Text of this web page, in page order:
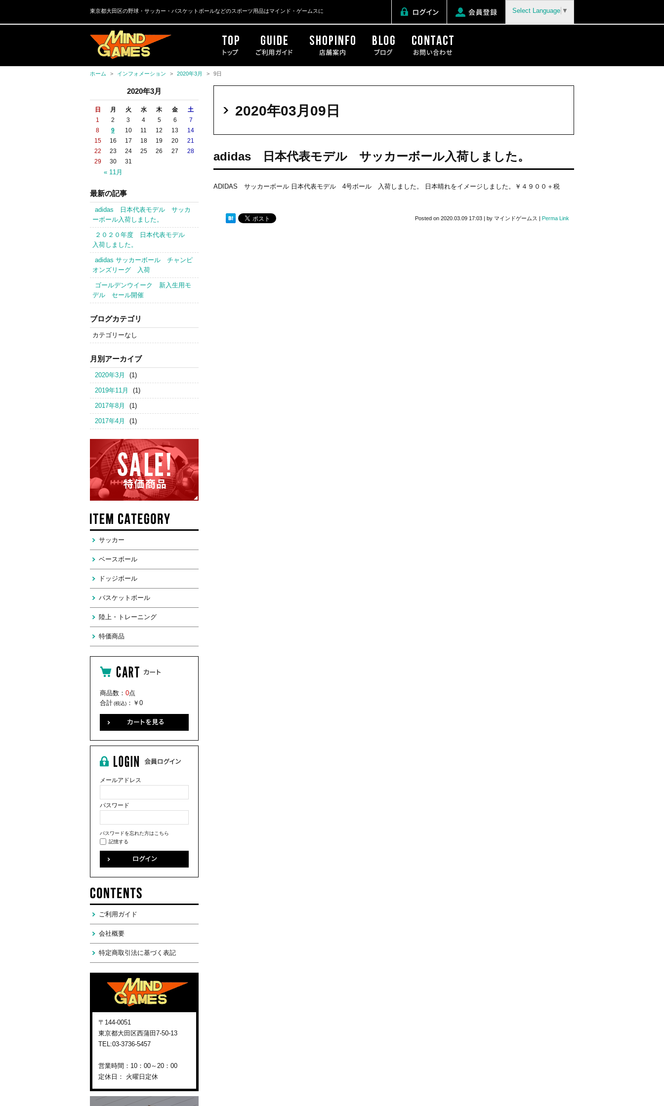
東京都大田区の野球・サッカー・バスケットボールなどのスポーツ用品はマインド・ゲームスに Select Language ▼
ホーム インフォメーション 2020年3月 9日
2020年03月09日
adidas 日本代表モデル サッカーボール入荷しました。
ADIDAS サッカーボール 日本代表モデル 4号ボール 入荷しました。 日本晴れをイメージしました。￥４９００＋税
Posted on 2020.03.09 17:03 | by マインドゲームス | Perma Link
2020年3月
日 月 火 水 木 金 土
« 11月
1 2 3 4 5 6
7
8
9 10 11 12 13
14
15
16 17 18 19 20
21
22
23 24 25 26 27
28
29
30 31
最新の記事
adidas 日本代表モデル サッカ
ーボール入荷しました。
２０２０年度 日本代表モデル
入荷しました。
adidas サッカーボール チャンピ
オンズリーグ 入荷
ゴールデンウイーク 新入生用モ
デル セール開催
ブログカテゴリ
カテゴリーなし
月別アーカイブ
2020年3月 (1)
2019年11月 (1)
2017年8月 (1)
2017年4月 (1)
サッカー
ベースボール
ドッジボール
バスケットボール
陸上・トレーニング
特価商品
商品数： 0点
合計(税込) ： ￥0
メールアドレス
パスワード
パスワードを忘れた方はこちら
記憶する
ご利用ガイド
会社概要
特定商取引法に基づく表記
〒144-0051
東京都大田区西蒲田7-50-13
TEL:03-3736-5457
営業時間：10：00～20：00
定休日： 火曜日定休